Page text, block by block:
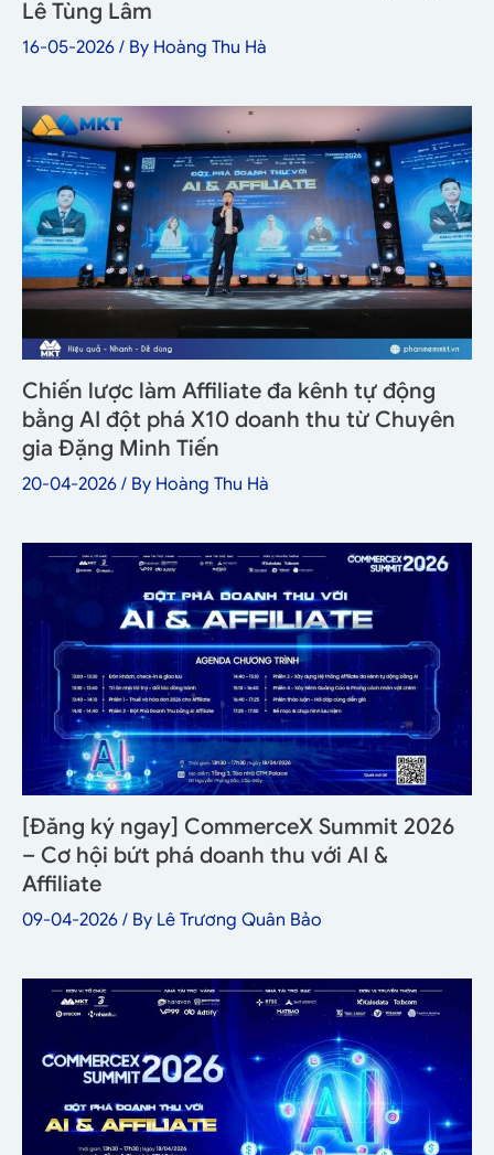
Lê Tùng Lâm
16-05-2026 / By Hoàng Thu Hà
Chiến lược làm Affiliate đa kênh tự động
bằng AI đột phá X10 doanh thu từ Chuyên
gia Đặng Minh Tiến
20-04-2026 / By Hoàng Thu Hà
[Đăng ký ngay] CommerceX Summit 2026
– Cơ hội bứt phá doanh thu với AI &
Affiliate
09-04-2026 / By Lê Trương Quân Bảo